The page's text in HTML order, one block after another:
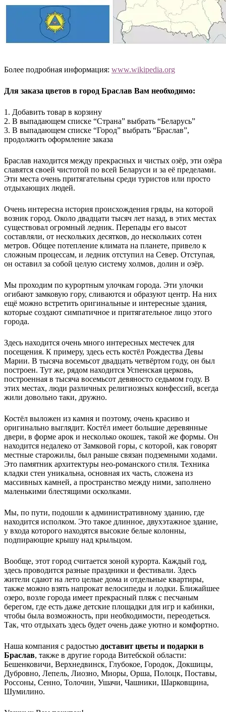
Более подробная информация: www.wikipedia.org
Для заказа цветов в город Браслав Вам необходимо:
1. Добавить товар в корзину
2. В выпадающем списке “Страна” выбрать “Беларусь”
3. В выпадающем списке “Город” выбрать “Браслав”,
продолжить оформление заказа
Браслав находится между прекрасных и чистых озёр, эти озёра
славятся своей чистотой по всей Беларуси и за её пределами.
Эти места очень притягательны среди туристов или просто
отдыхающих людей.
Очень интересна история происхождения гряды, на которой
возник город. Около двадцати тысяч лет назад, в этих местах
существовал огромный ледник. Перепады его высот
составляли, от нескольких десятков, до нескольких сотен
метров. Общее потепление климата на планете, привело к
сложным процессам, и ледник отступил на Север. Отступая,
он оставил за собой целую систему холмов, долин и озёр.
Мы проходим по курортным улочкам города. Эти улочки
огибают замковую гору, сливаются и образуют центр. На них
ещё можно встретить оригинальные и интересные здания,
которые создают симпатичное и притягательное лицо этого
города.
Здесь находится очень много интересных местечек для
посещения. К примеру, здесь есть костёл Рождества Девы
Марии. В тысяча восемьсот двадцать четвёртом году, он был
построен. Тут же, рядом находится Успенская церковь,
построенная в тысяча восемьсот девяносто седьмом году. В
этих местах, люди различных религиозных конфессий, всегда
жили довольно таки, дружно.
Костёл выложен из камня и поэтому, очень красиво и
оригинально выглядит. Костёл имеет большие деревянные
двери, в форме арок и несколько окошек, такой же формы. Он
находится недалеко от Замковой горы, с которой, как говорят
местные старожилы, был раньше связан подземными ходами.
Это памятник архитектуры нео-романского стиля. Техника
кладки стен уникальна, основная их часть, сложена из
массивных камней, а пространство между ними, заполнено
маленькими блестящими осколками.
Мы, по пути, подошли к административному зданию, где
находится исполком. Это такое длинное, двухэтажное здание,
у входа которого находятся высокие белые колонны,
подпирающие крышу над крыльцом.
Вообще, этот город считается зоной курорта. Каждый год,
здесь проводится разные праздники и фестивали. Здесь
жители сдают на лето целые дома и отдельные квартиры,
также можно взять напрокат велосипеды и лодки. Ближайшее
озеро, возле города имеет прекрасный пляж с песчаным
берегом, где есть даже детские площадки для игр и кабинки,
чтобы была возможность, при необходимости, переодеться.
Так, что отдыхать здесь будет очень даже уютно и комфортно.
Наша компания с радостью доставит цветы и подарки в
Браслав, также в другие города Витебской области:
Бешенковичи, Верхнедвинск, Глубокое, Городок, Докшицы,
Дубровно, Лепель, Лиозно, Миоры, Орша, Полоцк, Поставы,
Россоны, Сенно, Толочин, Ушачи, Чашники, Шарковщина,
Шумилино.